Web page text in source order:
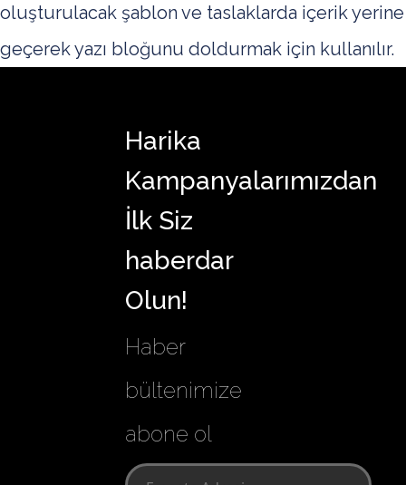
oluşturulacak şablon ve taslaklarda içerik yerine
geçerek yazı bloğunu doldurmak için kullanılır.
Harika
Kampanyalarımızdan
İlk Siz
haberdar
Olun!
Haber
bültenimize
abone ol